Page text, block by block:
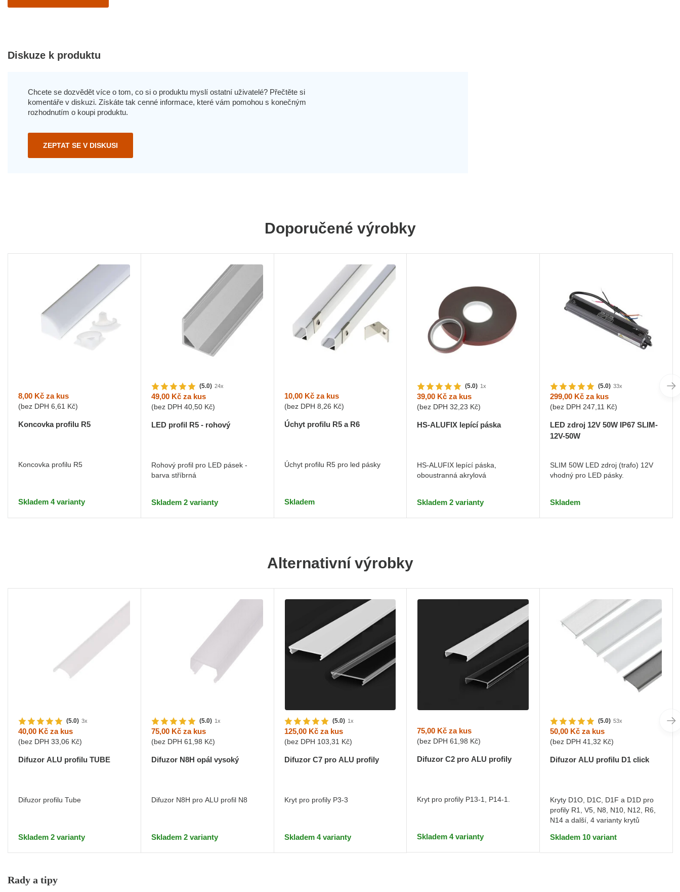
Diskuze k produktu
Chcete se dozvědět více o tom, co si o produktu myslí ostatní uživatelé? Přečtěte si
komentáře v diskuzi. Získáte tak cenné informace, které vám pomohou s konečným
rozhodnutím o koupi produktu.
ZEPTAT SE V DISKUSI
Doporučené výrobky
8,00 Kč za kus
(bez DPH 6,61 Kč)
Koncovka profilu R5
Koncovka profilu R5
Skladem 4 varianty
(5.0) 24x
49,00 Kčza kus
(bez DPH 40,50 Kč)
LED profil R5 - rohový
Rohový profil pro LED pásek -
barva stříbrná
Skladem 2 varianty
10,00 Kčza kus
(bez DPH 8,26 Kč)
Úchyt profilu R5 a R6
Úchyt profilu R5 pro led pásky
Skladem
(5.0) 1x
39,00 Kč za kus
(bez DPH32,23 Kč)
HS-ALUFIX lepící páska
HS-ALUFIX lepící páska,
oboustranná akrylová
Skladem 2 varianty
(5.0) 33x
299,00 Kč za kus
(bez DPH 247,11 Kč)
LED zdroj 12V 50W IP67 SLIM-
12V-50W
SLIM 50W LED zdroj (trafo) 12V
vhodný pro LED pásky.
Skladem
Alternativní výrobky
(5.0) 3x
40,00 Kč za kus
(bez DPH 33,06 Kč)
Difuzor ALU profilu TUBE
Difuzor profilu Tube
Skladem 2 varianty
(5.0) 1x
75,00 Kčza kus
(bez DPH 61,98 Kč)
Difuzor N8H opál vysoký
Difuzor N8H pro ALU profil N8
Skladem 2 varianty
(5.0) 1x
125,00 Kčza kus
(bez DPH 103,31 Kč)
Difuzor C7 pro ALU profily
Kryt pro profily P3-3
Skladem 4 varianty
75,00 Kč za kus
(bez DPH61,98 Kč)
Difuzor C2 pro ALU profily
Kryt pro profily P13-1, P14-1.
Skladem 4 varianty
(5.0) 53x
50,00 Kč za kus
(bez DPH41,32 Kč)
Difuzor ALU profilu D1 click
Kryty D1O, D1C, D1F a D1D pro
profily R1, V5, N8, N10, N12, R6,
N14 a další, 4 varianty krytů
Skladem 10 variant
Rady a tipy